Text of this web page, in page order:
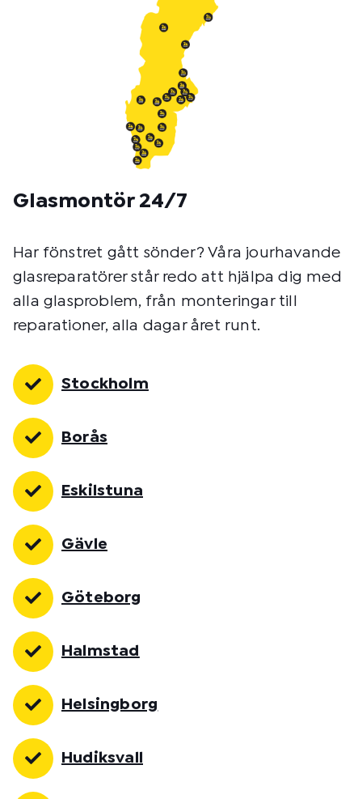
Glasmontör 24/7
Har fönstret gått sönder? Våra jourhavande
glasreparatörer står redo att hjälpa dig med
alla glasproblem, från monteringar till
reparationer, alla dagar året runt.
Stockholm
Borås
Eskilstuna
Gävle
Göteborg
Halmstad
Helsingborg
Hudiksvall